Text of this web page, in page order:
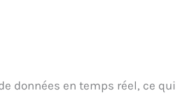
données en temps réel, ce qui